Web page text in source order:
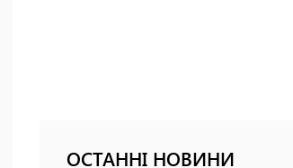
ОСТАННІ НОВИНИ